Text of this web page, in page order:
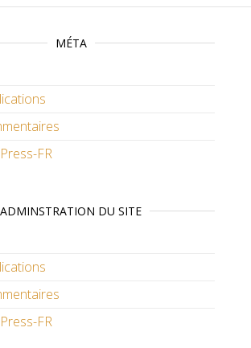
MÉTA
FR
ADMINSTRATION DU SITE
FR